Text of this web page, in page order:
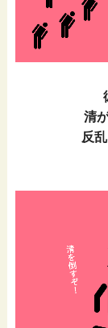
清
反